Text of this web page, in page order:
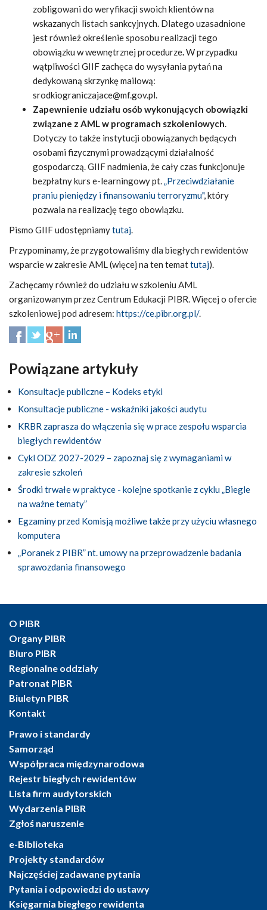
zobligowani do weryfikacji swoich klientów na
wskazanych listach sankcyjnych. Dlatego uzasadnione
jest również określenie sposobu realizacji tego
obowiązku w wewnętrznej procedurze.W przypadku
wątpliwości GIIF zachęca do wysyłania pytań na
dedykowaną skrzynkę mailową:
srodkiograniczajace@mf.gov.pl.
Zapewnienie udziału osób wykonujących obowiązki
związane z AML w programach szkoleniowych.
Dotyczy to także instytucji obowiązanych będących
osobami fizycznymi prowadzącymi działalność
gospodarczą. GIIF nadmienia, że cały czas funkcjonuje
bezpłatny kurs e-learningowy pt.„Przeciwdziałanie
praniu pieniędzy i finansowaniu terroryzmu", który
pozwala na realizację tego obowiązku.
Pismo GIIF udostępniamytutaj.
Przypominamy, że przygotowaliśmy dla biegłych rewidentów
wsparcie w zakresie AML (więcej na ten temattutaj).
Zachęcamy również do udziału w szkoleniu AML
organizowanym przez Centrum Edukacji PIBR. Więcej o ofercie
szkoleniowej pod adresem: https://ce.pibr.org.pl/.
Powiązane artykuły
Konsultacje publiczne – Kodeks etyki
Konsultacje publiczne - wskaźniki jakości audytu
KRBR zaprasza do włączenia się w prace zespołu wsparcia
biegłych rewidentów
Cykl ODZ 2027-2029 – zapoznaj się z wymaganiami w
zakresie szkoleń
Środki trwałe w praktyce - kolejne spotkanie z cyklu „Biegle
na ważne tematy”
Egzaminy przed Komisją możliwe także przy użyciu własnego
komputera
„Poranek z PIBR” nt. umowy na przeprowadzenie badania
sprawozdania finansowego
O PIBR
Organy PIBR
Biuro PIBR
Regionalne oddziały
Patronat PIBR
Biuletyn PIBR
Kontakt
Prawo i standardy
Samorząd
Współpraca międzynarodowa
Rejestr biegłych rewidentów
Lista firm audytorskich
Wydarzenia PIBR
Zgłoś naruszenie
e-Biblioteka
Projekty standardów
Najczęściej zadawane pytania
Pytania i odpowiedzi do ustawy
Księgarnia biegłego rewidenta